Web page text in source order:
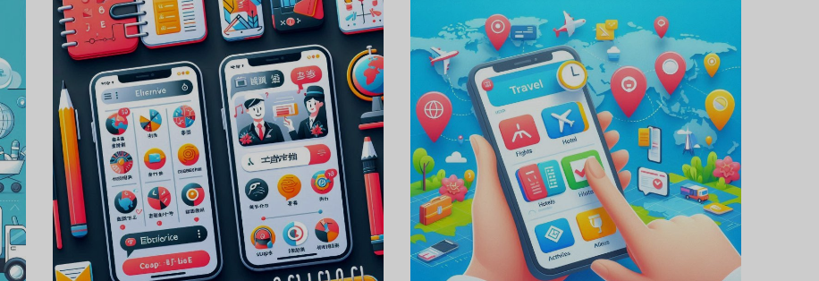
Proiect de aplicație
pentru învățarea
limbilor străine
PROIECTE DE DEZVOLTARE DE
Proiect de aplicație
pentru planificarea
călătoriilor
PROIECTE DE DEZVOLTARE DE